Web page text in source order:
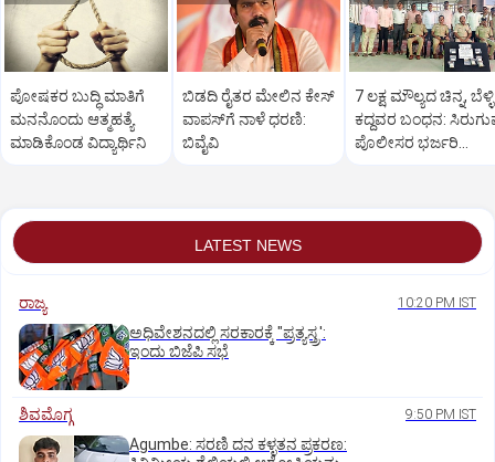
ಪೋಷಕರ ಬುದ್ಧಿ ಮಾತಿಗೆ
ಮನನೊಂದು ಆತ್ಮಹತ್ಯೆ
ಮಾಡಿಕೊಂಡ ವಿದ್ಯಾರ್ಥಿನಿ
ಬಿಡದಿ ರೈತರ ಮೇಲಿನ ಕೇಸ್‌
ವಾಪಸ್‌ಗೆ ನಾಳೆ ಧರಣಿ:
ಬಿವೈವಿ
7 ಲಕ್ಷ ಮೌಲ್ಯದ ಚಿನ್ನ, ಬೆಳ್ಳಿ
ಕದ್ದವರ ಬಂಧನ:
ಪೊಲೀಸರ ಭರ್ಜರಿ
LATEST NEWS
ರಾಜ್ಯ 10:20 PM IST
ಅಧಿವೇಶನದಲ್ಲಿ ಸರಕಾರಕ್ಕೆ "ಪ್ರತ್ಯಸ್ತ್ರ':
ಇಂದು ಬಿಜೆಪಿ ಸಭೆ
ಶಿವಮೊಗ್ಗ 9:50 PM IST
Agumbe: ಸರಣಿ ದನ ಕಳ್ಳತನ ಪ್ರಕರಣ: